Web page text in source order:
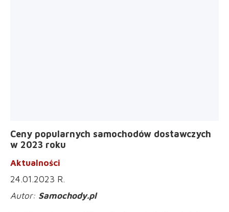
Ceny popularnych samochodów dostawczych
w 2023 roku
Aktualności
24.01.2023 R.
Samochody.pl